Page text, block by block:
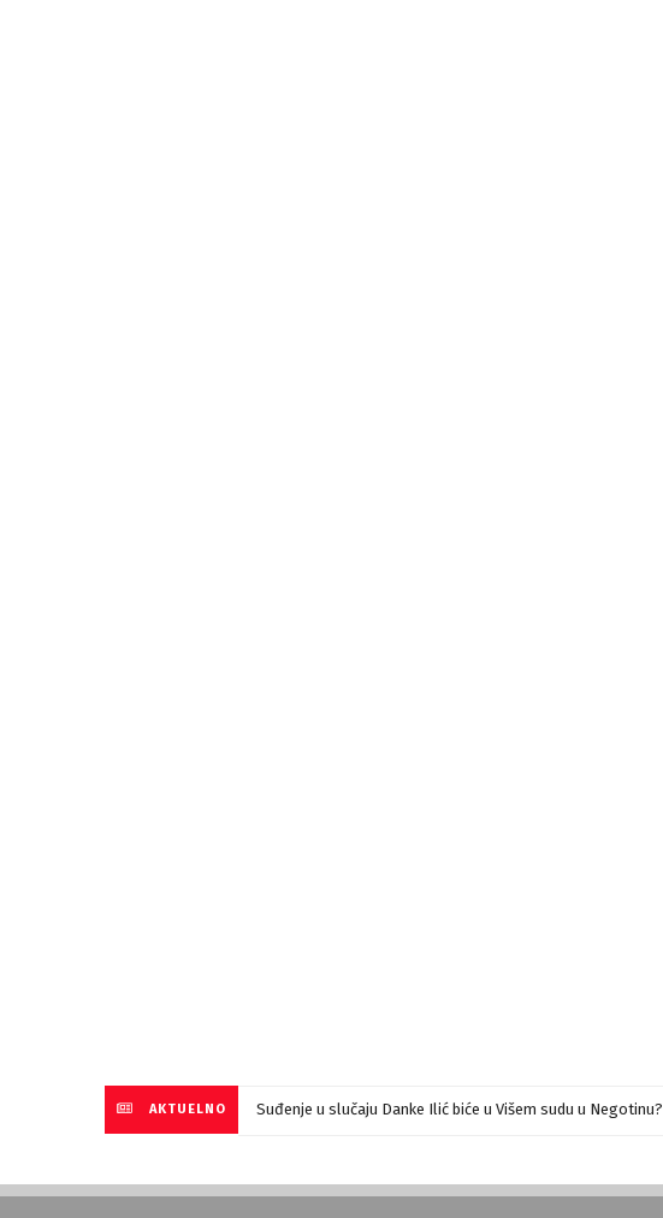
AKTUELNO Suđenje u slučaju Danke Ilić biće u Višem sudu u Negotinu?